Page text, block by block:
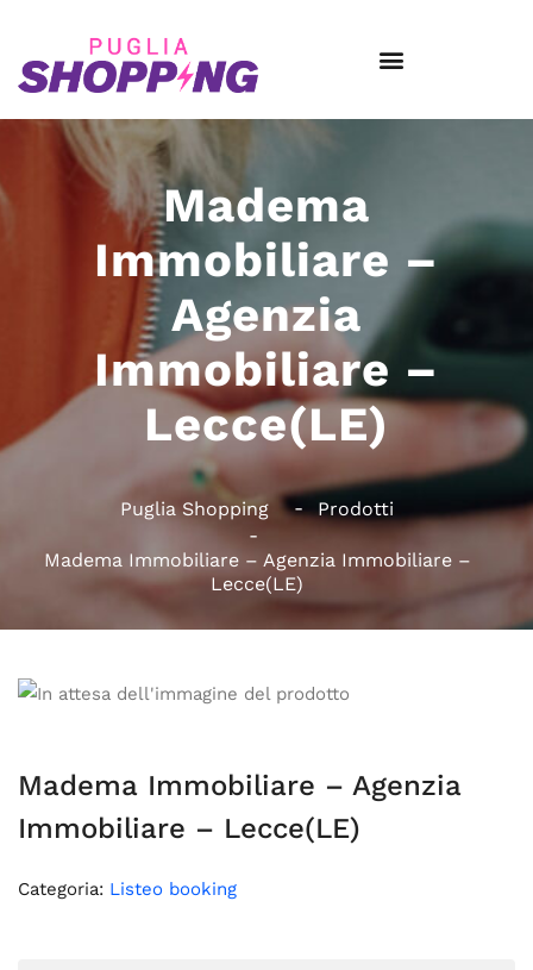
Madema
Immobiliare –
Agenzia
Immobiliare –
Lecce(LE)
Puglia Shopping Prodotti
Madema Immobiliare – Agenzia Immobiliare –
Lecce(LE)
Madema Immobiliare – Agenzia
Immobiliare – Lecce(LE)
Categoria: Listeo booking